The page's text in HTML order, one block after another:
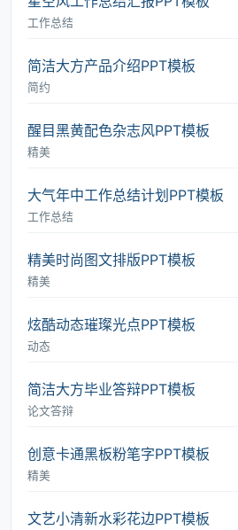
工作总结
简洁大方产品介绍PPT模板
简约
醒目黑黄配色杂志风PPT模板
精美
大气年中工作总结计划PPT模板
工作总结
精美时尚图文排版PPT模板
精美
炫酷动态璀璨光点PPT模板
动态
简洁大方毕业答辩PPT模板
论文答辩
创意卡通黑板粉笔字PPT模板
精美
文艺小清新水彩花边PPT模板